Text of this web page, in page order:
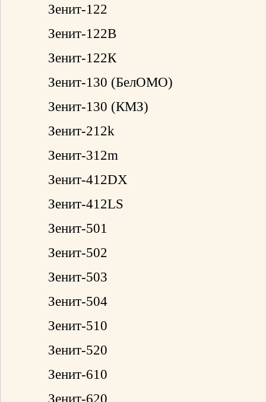
Зенит-122
Зенит-122В
Зенит-122К
Зенит-130 (БелОМО)
Зенит-130 (КМЗ)
Зенит-212k
Зенит-312m
Зенит-412DX
Зенит-412LS
Зенит-501
Зенит-502
Зенит-503
Зенит-504
Зенит-510
Зенит-520
Зенит-610
Зенит-620